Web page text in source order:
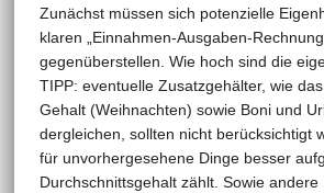
Zunächst müssen sich potenzielle
klaren „Einnahmen-Ausgaben-
gegenüberstellen. Wie hoch sind die
TIPP: eventuelle Zusatzgehälter, wie das
Gehalt (Weihnachten) sowie Boni und
dergleichen, sollten nicht berücksichtigt
für unvorhergesehene Dinge besser
Durchschnittsgehalt zählt. Sowie andere